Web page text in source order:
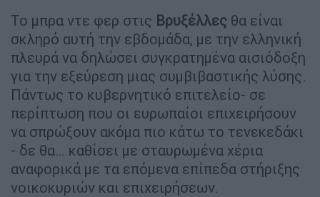
Το μπρα ντε φερ στις Βρυξέλλες θα είναι
σκληρό αυτή την εβδομάδα, με την ελληνική
πλευρά να δηλώσει συγκρατημένα αισιόδοξη
για την εξεύρεση μιας συμβιβαστικής λύσης.
Πάντως το κυβερνητικό επιτελείο- σε
περίπτωση που οι ευρωπαίοι επιχειρήσουν
να σπρώξουν ακόμα πιο κάτω το τενεκεδάκι
- δε θα… καθίσει με σταυρωμένα χέρια
αναφορικά με τα επόμενα επίπεδα στήριξης
νοικοκυριών και επιχειρήσεων.